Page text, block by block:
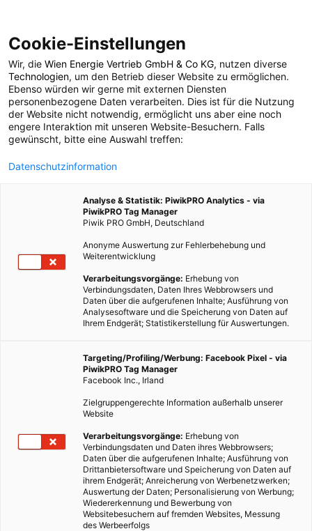
POSTS BY TAG
Thermogeneratoren
1 BEITRAG
Cookie-Einstellungen
Wir, die Wien Energie Vertrieb GmbH & Co KG, nutzen diverse
Technologien, um den Betrieb dieser Website zu ermöglichen.
Ebenso würden wir gerne mit externen Diensten
personenbezogene Daten verarbeiten. Dies ist für die Nutzung
der Website nicht notwendig, ermöglicht uns aber eine noch
engere Interaktion mit unseren Website-Besuchern. Falls
gewünscht, bitte eine Auswahl treffen:
Datenschutzinformation
Analyse & Statistik: PiwikPRO Analytics - via
PiwikPRO Tag Manager
Piwik PRO GmbH, Deutschland
Anonyme Auswertung zur Fehlerbehebung und
Weiterentwicklung
Verarbeitungsvorgänge: Erhebung von
Verbindungsdaten, Daten Ihres Webbrowsers und
Daten über die aufgerufenen Inhalte; Ausführung von
Analysesoftware und die Speicherung von Daten auf
Ihrem Endgerät; Statistikerstellung für Auswertungen.
Targeting/Profiling/Werbung: Facebook Pixel - via
PiwikPRO Tag Manager
Facebook Inc., Irland
Zielgruppengerechte Information außerhalb unserer
Website
Verarbeitungsvorgänge: Erhebung von
Verbindungsdaten und Daten ihres Webbrowsers;
Daten über die aufgerufenen Inhalte; Ausführung von
Drittanbietersoftware und Speicherung von Daten auf
ihrem Endgerät; Anreicherung von Werbenetzwerken;
Auswertung der Daten; Personalisierung von Werbung;
Wiedererkennung und Bewerbung von
Websitebesuchern auf fremden Websites, Messung
des Werbeerfolgs